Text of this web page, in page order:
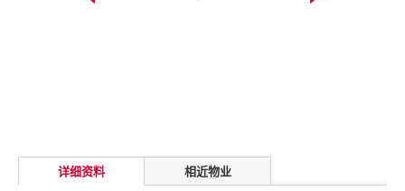
详细资料 相近物业